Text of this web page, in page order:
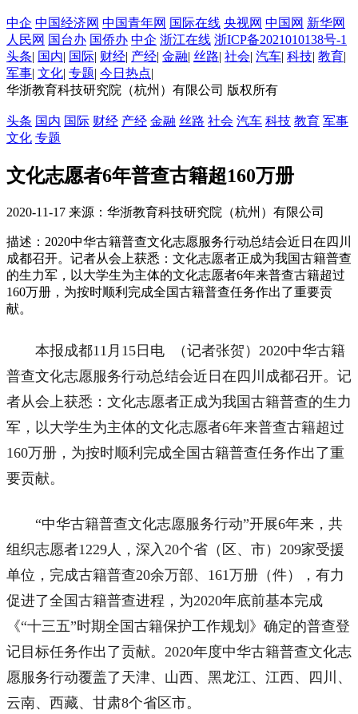
中企 中国经济网 中国青年网 国际在线 央视网 中国网 新华网
人民网 国台办 国侨办 中企 浙江在线 浙ICP备2021010138号-1
头条| 国内| 国际| 财经| 产经| 金融| 丝路| 社会| 汽车| 科技| 教育|
军事| 文化| 专题| 今日热点|
华浙教育科技研究院（杭州）有限公司 版权所有
头条 国内 国际 财经 产经 金融 丝路 社会 汽车 科技 教育 军事
文化 专题
文化志愿者6年普查古籍超160万册
2020-11-17 来源：华浙教育科技研究院（杭州）有限公司
描述：2020中华古籍普查文化志愿服务行动总结会近日在四川
成都召开。记者从会上获悉：文化志愿者正成为我国古籍普查
的生力军，以大学生为主体的文化志愿者6年来普查古籍超过
160万册，为按时顺利完成全国古籍普查任务作出了重要贡
献。
本报成都11月15日电 （记者张贺）2020中华古籍
普查文化志愿服务行动总结会近日在四川成都召开。记
者从会上获悉：文化志愿者正成为我国古籍普查的生力
军，以大学生为主体的文化志愿者6年来普查古籍超过
160万册，为按时顺利完成全国古籍普查任务作出了重
要贡献。
“中华古籍普查文化志愿服务行动”开展6年来，共
组织志愿者1229人，深入20个省（区、市）209家受援
单位，完成古籍普查20余万部、161万册（件），有力
促进了全国古籍普查进程，为2020年底前基本完成
《“十三五”时期全国古籍保护工作规划》确定的普查登
记目标任务作出了贡献。2020年度中华古籍普查文化志
愿服务行动覆盖了天津、山西、黑龙江、江西、四川、
云南、西藏、甘肃8个省区市。